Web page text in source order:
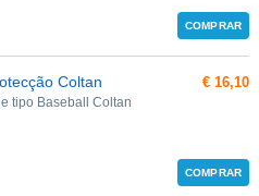
COMPRAR
Coltan
tipo Baseball Coltan
€ 16,10
COMPRAR